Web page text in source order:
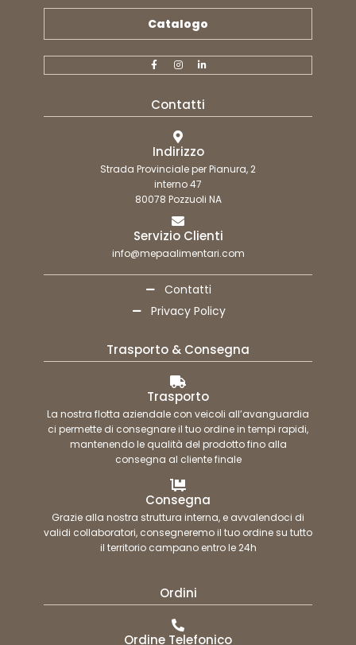
Catalogo
Contatti
Indirizzo
Strada Provinciale per Pianura, 2
interno 47
80078 Pozzuoli NA
Servizio Clienti
info@mepaalimentari.com
Contatti
Privacy Policy
Trasporto & Consegna
Trasporto
La nostra flotta aziendale con veicoli all’avanguardia
ci permette di consegnare il tuo ordine in tempi rapidi,
mantenendo le qualità del prodotto fino alla
consegna al cliente finale
Consegna
Grazie alla nostra struttura interna, e avvalendoci di
validi collaboratori, consegneremo il tuo ordine su tutto
il territorio campano entro le 24h
Ordini
Ordine Telefonico